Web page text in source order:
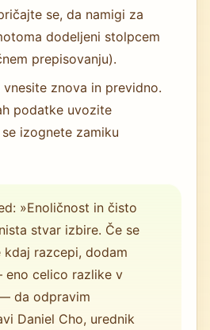
se, da namigi za
dodeljeni stolpcem
prepisovanju).
vnesite znova in previdno.
podatke uvozite
izognete zamiku
»Enoličnost in čisto
stvar izbire. Če se
kdaj razcepi, dodam
celico razlike v
da odpravim
Daniel Cho, urednik